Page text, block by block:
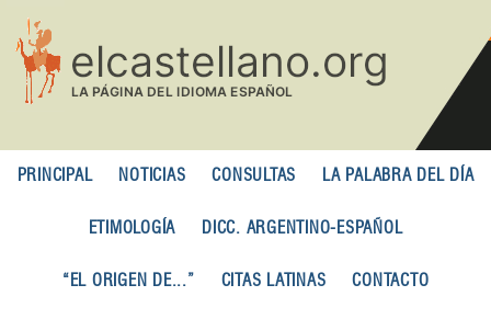
contenido
principal
PRINCIPAL NOTICIAS CONSULTAS LA PALABRA DEL DÍA
ETIMOLOGÍA DICC. ARGENTINO-ESPAÑOL
“EL ORIGEN DE...” CITAS LATINAS CONTACTO